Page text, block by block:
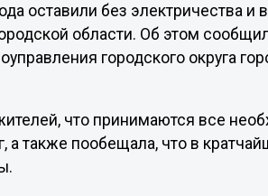
оставили без электричества и
области. Об этом
городского округа
что принимаются все
а также пообещала, что в